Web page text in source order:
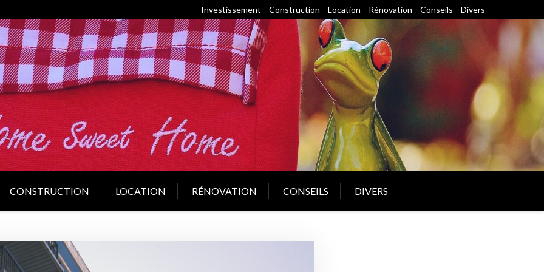
Investissement Construction Location Rénovation Conseils Divers
CONSTRUCTION LOCATION RÉNOVATION CONSEILS DIVERS